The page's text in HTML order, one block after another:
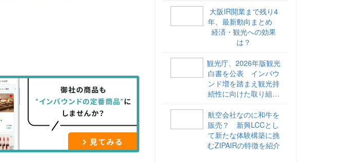
海外DMOのリアル
vol.6】
大阪IR開業まで残り4
年、最新動向まとめ
経済・観光への効果
は？
観光庁、2026年版観光
白書を公表 インバウ
ンド増を踏まえ観光持
続性に向けた取り組み
航空会社なのに和牛を
販売？ 新興LCCとし
て新たな体験構築に挑
むZIPAIRの特徴を紹介